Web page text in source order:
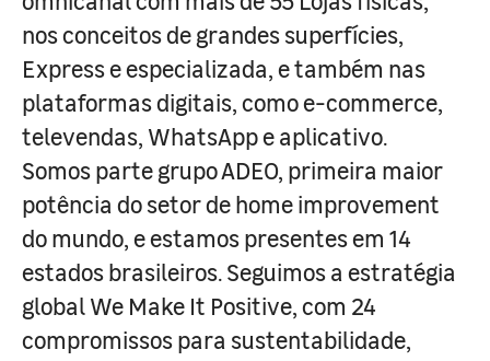
nos conceitos de grandes superfícies,
Express e especializada, e também nas
plataformas digitais, como e-commerce,
televendas, WhatsApp e aplicativo.
Somos parte grupo ADEO, primeira maior
potência do setor de home improvement
do mundo, e estamos presentes em 14
estados brasileiros. Seguimos a estratégia
global We Make It Positive, com 24
compromissos para sustentabilidade,